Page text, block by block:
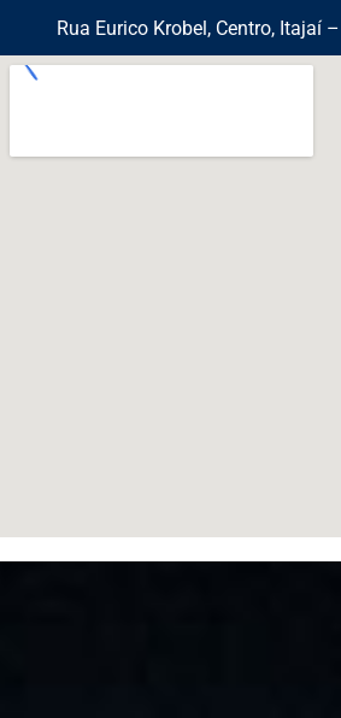
Rua Eurico Krobel, Centro, Itajaí